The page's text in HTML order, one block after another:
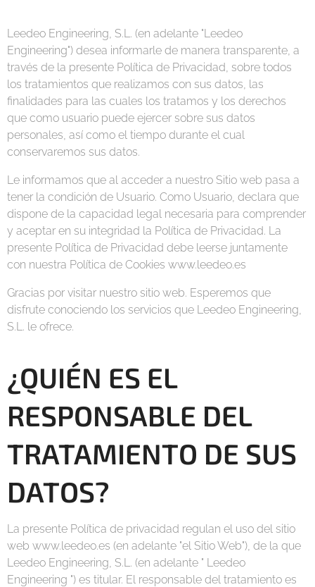
Leedeo Engineering, S.L. (en adelante "Leedeo
Engineering") desea informarle de manera transparente, a
través de la presente Política de Privacidad, sobre todos
los tratamientos que realizamos con sus datos, las
finalidades para las cuales los tratamos y los derechos
que como usuario puede ejercer sobre sus datos
personales, así como el tiempo durante el cual
conservaremos sus datos.
Le informamos que al acceder a nuestro Sitio web pasa a
tener la condición de Usuario. Como Usuario, declara que
dispone de la capacidad legal necesaria para comprender
y aceptar en su integridad la Política de Privacidad. La
presente Política de Privacidad debe leerse juntamente
con nuestra Política de Cookies www.leedeo.es
Gracias por visitar nuestro sitio web. Esperemos que
disfrute conociendo los servicios que Leedeo Engineering,
S.L. le ofrece.
¿QUIÉN ES EL
RESPONSABLE DEL
TRATAMIENTO DE SUS
DATOS?
La presente Política de privacidad regulan el uso del sitio
web www.leedeo.es (en adelante "el Sitio Web"), de la que
Leedeo Engineering, S.L. (en adelante " Leedeo
Engineering ") es titular. El responsable del tratamiento es